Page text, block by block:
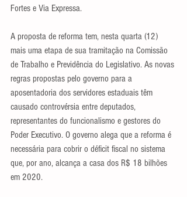
Fortes e Via Expressa.
A proposta de reforma tem, nesta quarta (12)
mais uma etapa de sua tramitação na Comissão
de Trabalho e Previdência do Legislativo. As novas
regras propostas pelo governo para a
aposentadoria dos servidores estaduais têm
causado controvérsia entre deputados,
representantes do funcionalismo e gestores do
Poder Executivo. O governo alega que a reforma é
necessária para cobrir o déficit fiscal no sistema
que, por ano, alcança a casa dos R$ 18 bilhões
em 2020.